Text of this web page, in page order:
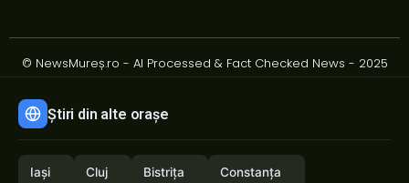
© NewsMureș.ro - AI Processed & Fact Checked News - 2025
Știri din alte orașe
Iași Cluj Bistrița Constanța